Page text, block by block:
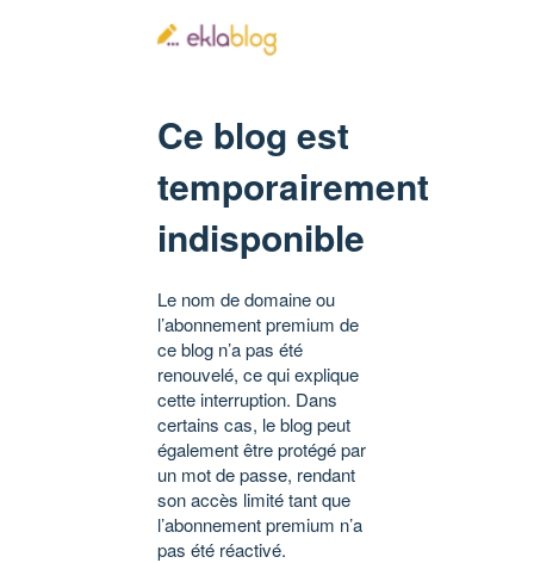
Ce blog est
temporairement
indisponible
Le nom de domaine ou
l’abonnement premium de
ce blog n’a pas été
renouvelé, ce qui explique
cette interruption. Dans
certains cas, le blog peut
également être protégé par
un mot de passe, rendant
son accès limité tant que
l’abonnement premium n’a
pas été réactivé.